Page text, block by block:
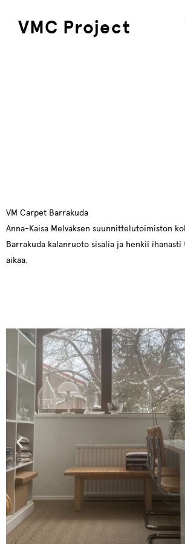
VMC Project
VM Carpet Barrakuda
Anna-Kaisa Melvaksen suunnittelutoimiston
Barrakuda kalanruoto sisalia ja henkii
aikaa.